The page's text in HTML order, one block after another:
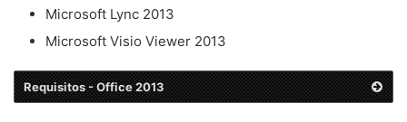
Microsoft Lync 2013
Microsoft Visio Viewer 2013
Requisitos - Office 2013